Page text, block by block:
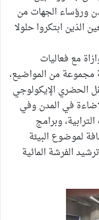
ورؤساء الجهات من
الذين ابتكروا حلولا
مع فعاليات
مجموعة من المواضيع،
الحضري الإيكولوجي
في المدن وفي
وبرامج
لموضوع البيئة
الفرشة المائية